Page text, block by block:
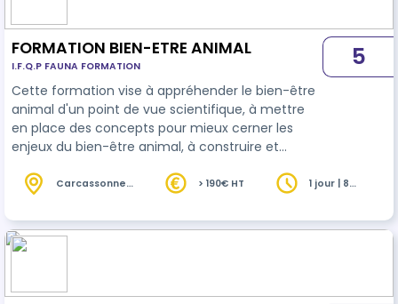
FORMATION BIEN-ETRE ANIMAL
I.F.Q.P FAUNA FORMATION
Cette formation vise à appréhender le bien-être
animal d'un point de vue scientifique, à mettre
en place des concepts pour mieux cerner les
enjeux du bien-être animal, à construire et
bien-être animal, et à intégrer cette évaluation
5
Carcassonne
> 190€ HT
1 jour | 8